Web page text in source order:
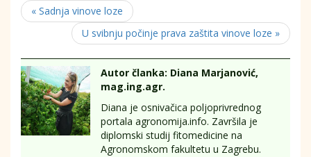
« Sadnja vinove loze
U svibnju počinje prava zaštita vinove loze »
Autor članka: Diana Marjanović,
mag.ing.agr.
Diana je osnivačica poljoprivrednog
portala agronomija.info. Završila je
diplomski studij fitomedicine na
Agronomskom fakultetu u Zagrebu.